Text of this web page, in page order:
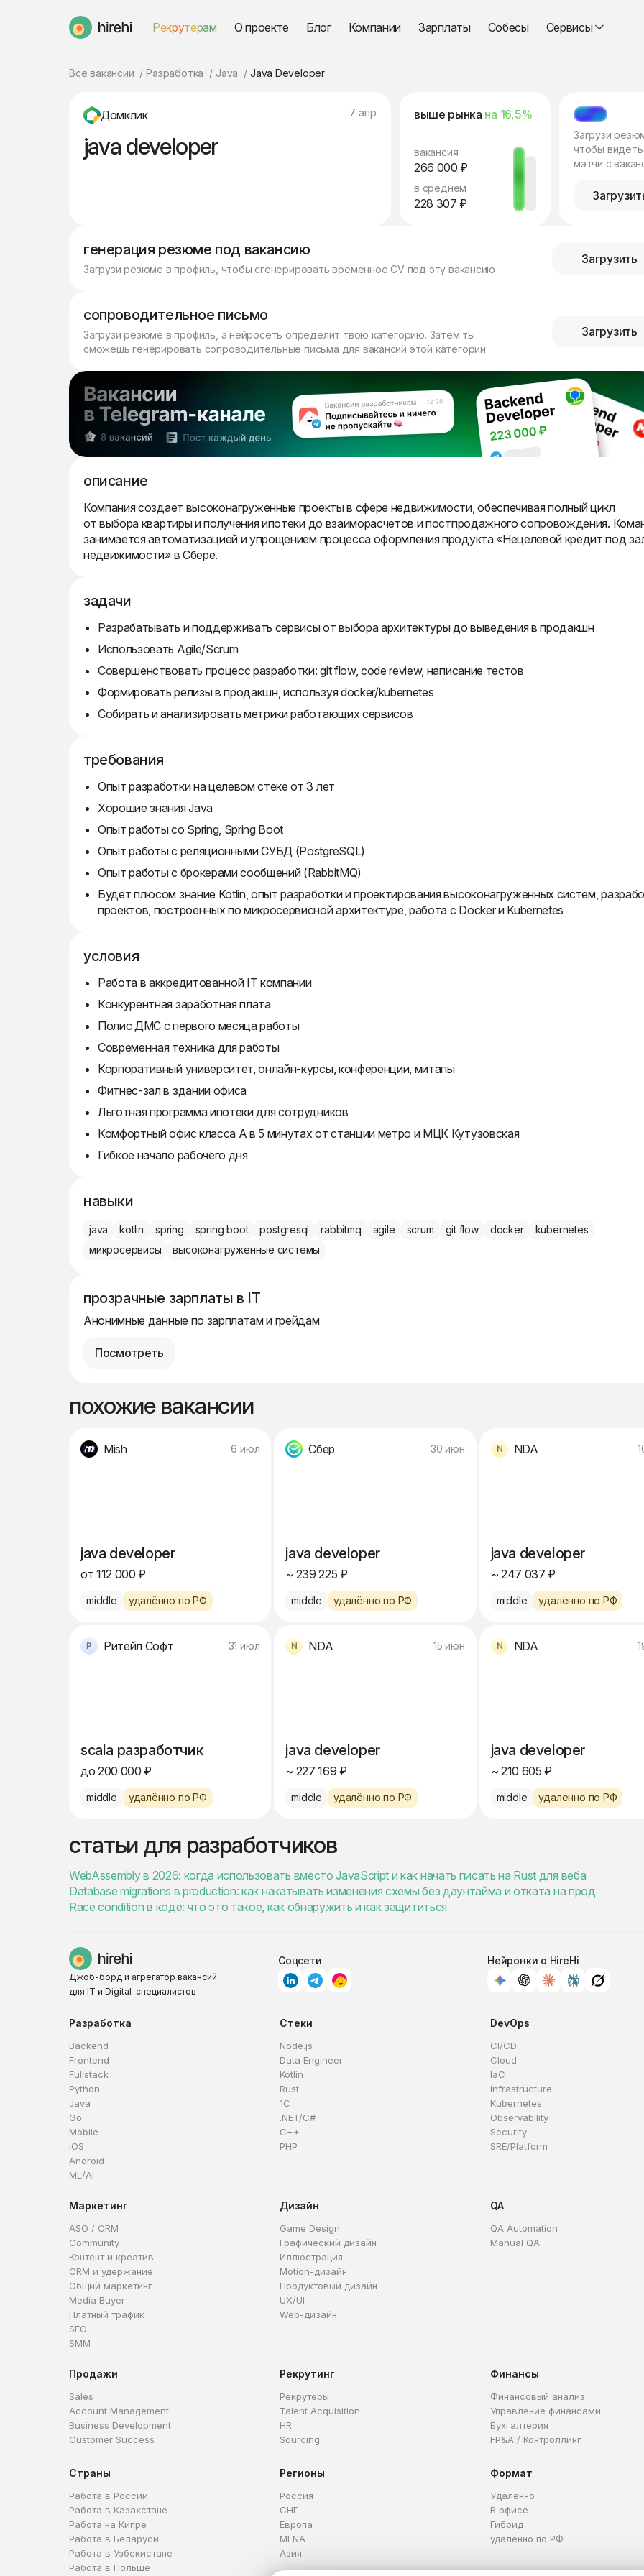
HireHi Рекрутерам О проекте Блог Компании Зарплаты Собесы Сервисы
Все вакансии Разработка Java Java Developer
Домклик 7 апр
java developer
выше рынка на 16,5%
вакансия
266 000 ₽
в среднем
228 307 ₽
МЭТЧ
Загрузи
чтобы видеть
мэтчи с
генерация резюме под вакансию
Загрузи резюме в профиль, чтобы сгенерировать временное CV под эту вакансию
Загрузить
сопроводительное письмо
Загрузи резюме в профиль, а нейросеть определит твою категорию. Затем ты
сможешь генерировать сопроводительные письма для вакансий этой категории
Загрузить
описание
Компания создает высоконагруженные проекты в сфере недвижимости, обеспечивая полный цикл
от выбора квартиры и получения ипотеки до взаиморасчетов и постпродажного сопровождения.
занимается автоматизацией и упрощением процесса оформления продукта «Нецелевой кредит под
недвижимости» в Сбере.
задачи
Разрабатывать и поддерживать сервисы от выбора архитектуры до выведения в продакшн
Использовать Agile/Scrum
Совершенствовать процесс разработки: git flow, code review, написание тестов
Формировать релизы в продакшн, используя docker/kubernetes
Собирать и анализировать метрики работающих сервисов
требования
Опыт разработки на целевом стеке от 3 лет
Хорошие знания Java
Опыт работы со Spring, Spring Boot
Опыт работы с реляционными СУБД (PostgreSQL)
Опыт работы с брокерами сообщений (RabbitMQ)
Будет плюсом знание Kotlin, опыт разработки и проектирования высоконагруженных систем,
проектов, построенных по микросервисной архитектуре, работа с Docker и Kubernetes
условия
Работа в аккредитованной IT компании
Конкурентная заработная плата
Полис ДМС с первого месяца работы
Современная техника для работы
Корпоративный университет, онлайн-курсы, конференции, митапы
Фитнес-зал в здании офиса
Льготная программа ипотеки для сотрудников
Комфортный офис класса А в 5 минутах от станции метро и МЦК Кутузовская
Гибкое начало рабочего дня
навыки
java kotlin spring spring boot postgresql rabbitmq agile scrum git flow docker
kubernetes
микросервисы
высоконагруженные системы
прозрачные зарплаты в IT
Анонимные данные по зарплатам и грейдам
Посмотреть
похожие вакансии
Mish 6 июл
java developer
от 112 000 ₽
middle удалённо по РФ
Сбер 30 июн
java developer
~ 239 225 ₽
middle удалённо по РФ
NDA
java developer
~ 247 037 ₽
middle удалённо по РФ
Ритейл Софт 31 июл
scala разработчик
до 200 000 ₽
middle удалённо по РФ
NDA 15 июн
java developer
~ 227 169 ₽
middle удалённо по РФ
NDA
java developer
~ 210 605 ₽
middle удалённо по РФ
статьи для разработчиков
WebAssembly в 2026: когда использовать вместо JavaScript и как начать писать на Rust для веба
Database migrations в production: как накатывать изменения схемы без даунтайма и отката на прод
Race condition в коде: что это такое, как обнаружить и как защититься
Джоб-борд и агрегатор вакансий
для IT и Digital-специалистов
Соцсети Нейронки о HireHi
Разработка
Backend
Frontend
Fullstack
Python
Java
Go
Mobile
iOS
Android
ML/AI
Стеки
Node.js
Data Engineer
Kotlin
Rust
1C
.NET/C#
C++
PHP
DevOps
CI/CD
Cloud
IaC
Infrastructure
Kubernetes
Observability
Security
SRE/Platform
Маркетинг
ASO / ORM
Community
Контент и креатив
CRM и удержание
Общий маркетинг
Media Buyer
Платный трафик
SEO
SMM
Дизайн
Game Design
Графический дизайн
Иллюстрация
Motion-дизайн
Продуктовый дизайн
UX/UI
Web-дизайн
QA
QA Automation
Manual QA
Продажи
Sales
Account Management
Business Development
Customer Success
Рекрутинг
Рекрутеры
Talent Acquisition
HR
Sourcing
Финансы
Финансовый анализ
Управление финансами
Бухгалтерия
FP&A / Контроллинг
Страны
Работа в России
Работа в Казахстане
Работа на Кипре
Работа в Беларуси
Работа в Узбекистане
Работа в Польше
Регионы
Россия
СНГ
Европа
MENA
Азия
Формат
Удалённо
В офисе
Гибрид
удалённо по РФ